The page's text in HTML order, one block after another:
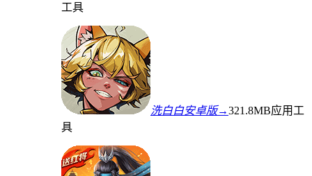
工具
洗白白安卓版→321.8MB应用工
具